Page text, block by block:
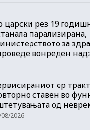
царски рез 19
парализирана,
за
вонреден
ер
ставен во
од
08/2026